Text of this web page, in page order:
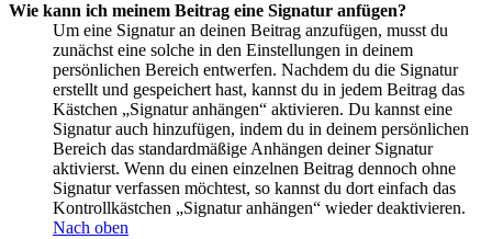
Wie kann ich meinem Beitrag eine Signatur anfügen?
Um eine Signatur an deinen Beitrag anzufügen, musst du
zunächst eine solche in den Einstellungen in deinem
persönlichen Bereich entwerfen. Nachdem du die Signatur
erstellt und gespeichert hast, kannst du in jedem Beitrag das
Kästchen „Signatur anhängen“ aktivieren. Du kannst eine
Signatur auch hinzufügen, indem du in deinem persönlichen
Bereich das standardmäßige Anhängen deiner Signatur
aktivierst. Wenn du einen einzelnen Beitrag dennoch ohne
Signatur verfassen möchtest, so kannst du dort einfach das
Kontrollkästchen „Signatur anhängen“ wieder deaktivieren.
Nach oben